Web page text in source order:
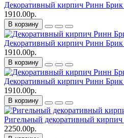
Декоративный кирпич Ринн Брик
1910.00р.
В корзину
Декоративный кирпич Ринн Брик
1910.00р.
В корзину
Декоративный кирпич Ринн Брик
1910.00р.
В корзину
Ригельный декоративный
2250.00р.